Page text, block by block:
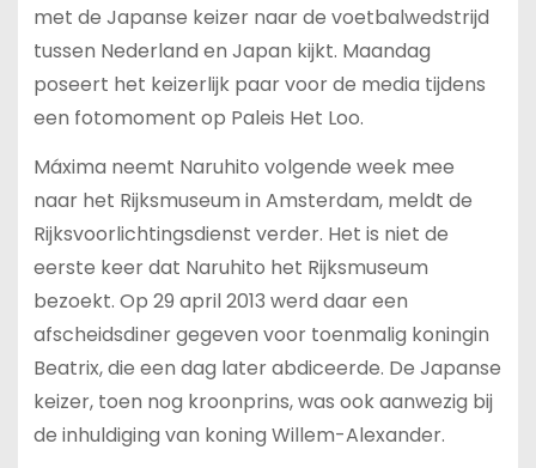
met de Japanse keizer naar de voetbalwedstrijd
tussen Nederland en Japan kijkt. Maandag
poseert het keizerlijk paar voor de media tijdens
een fotomoment op Paleis Het Loo.
Máxima neemt Naruhito volgende week mee
naar het Rijksmuseum in Amsterdam, meldt de
Rijksvoorlichtingsdienst verder. Het is niet de
eerste keer dat Naruhito het Rijksmuseum
bezoekt. Op 29 april 2013 werd daar een
afscheidsdiner gegeven voor toenmalig koningin
Beatrix, die een dag later abdiceerde. De Japanse
keizer, toen nog kroonprins, was ook aanwezig bij
de inhuldiging van koning Willem-Alexander.